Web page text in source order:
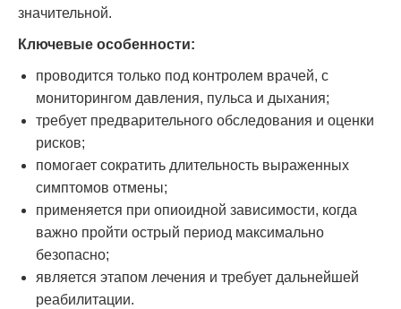
значительной.
Ключевые особенности:
проводится только под контролем врачей, с
мониторингом давления, пульса и дыхания;
требует предварительного обследования и оценки
рисков;
помогает сократить длительность выраженных
симптомов отмены;
применяется при опиоидной зависимости, когда
важно пройти острый период максимально
безопасно;
является этапом лечения и требует дальнейшей
реабилитации.